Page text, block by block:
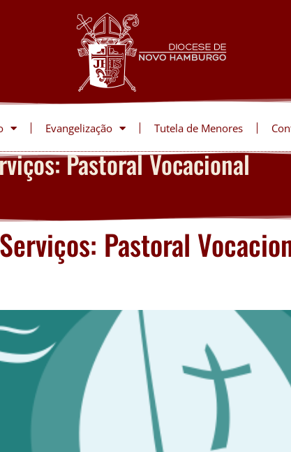
Evangelização Tutela de Menores
Pastoral Vocacional
Pastoral